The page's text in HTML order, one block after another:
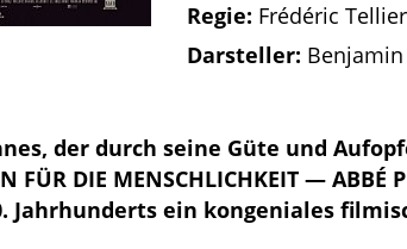
Regie: Frédéric Tellier
Darsteller:
der durch seine Güte und
FÜR DIE MENSCHLICHKEIT —
Jahrhunderts ein kongeniales